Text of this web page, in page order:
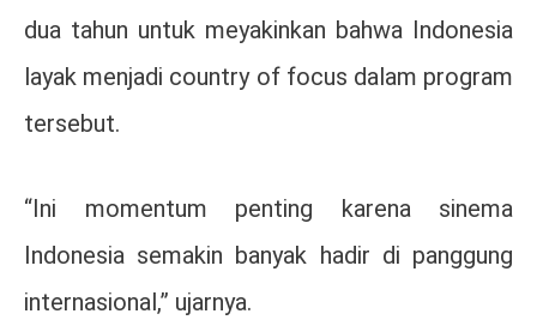
dua tahun untuk meyakinkan bahwa Indonesia
layak menjadi country of focus dalam program
tersebut.
“Ini momentum penting karena sinema
Indonesia semakin banyak hadir di panggung
internasional,” ujarnya.